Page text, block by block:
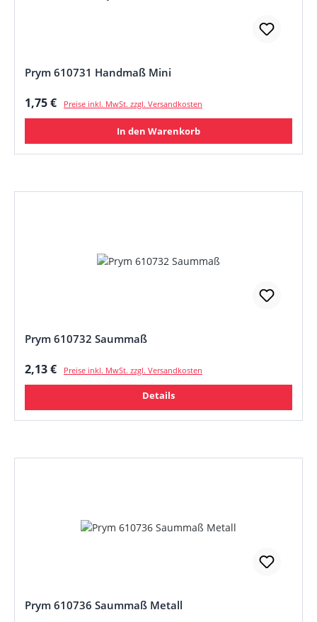
Prym 610731 Handmaß Mini
Regulärer Preis:
1,75 € Preise inkl. MwSt. zzgl. Versandkosten
In den Warenkorb
Prym 610732 Saummaß
Regulärer Preis:
2,13 € Preise inkl. MwSt. zzgl. Versandkosten
Details
Prym 610736 Saummaß Metall